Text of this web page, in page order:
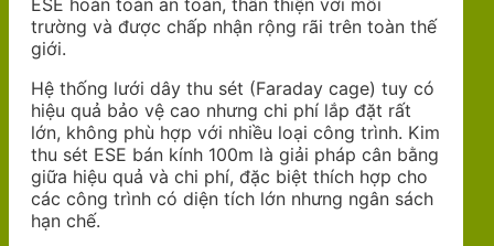
ESE hoàn toàn an toàn, thân thiện với môi
trường và được chấp nhận rộng rãi trên toàn thế
giới.
Hệ thống lưới dây thu sét (Faraday cage) tuy có
hiệu quả bảo vệ cao nhưng chi phí lắp đặt rất
lớn, không phù hợp với nhiều loại công trình. Kim
thu sét ESE bán kính 100m là giải pháp cân bằng
giữa hiệu quả và chi phí, đặc biệt thích hợp cho
các công trình có diện tích lớn nhưng ngân sách
hạn chế.